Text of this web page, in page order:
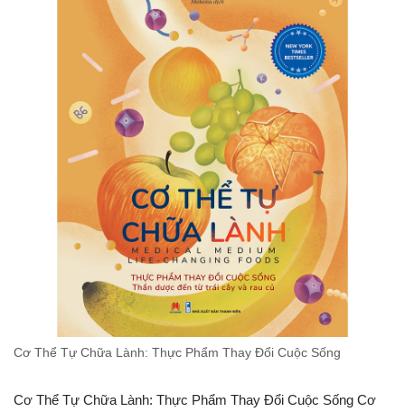
Cơ Thể Tự Chữa Lành: Thực Phẩm Thay Đổi Cuộc Sống
Cơ Thể Tự Chữa Lành: Thực Phẩm Thay Đổi Cuộc Sống Cơ